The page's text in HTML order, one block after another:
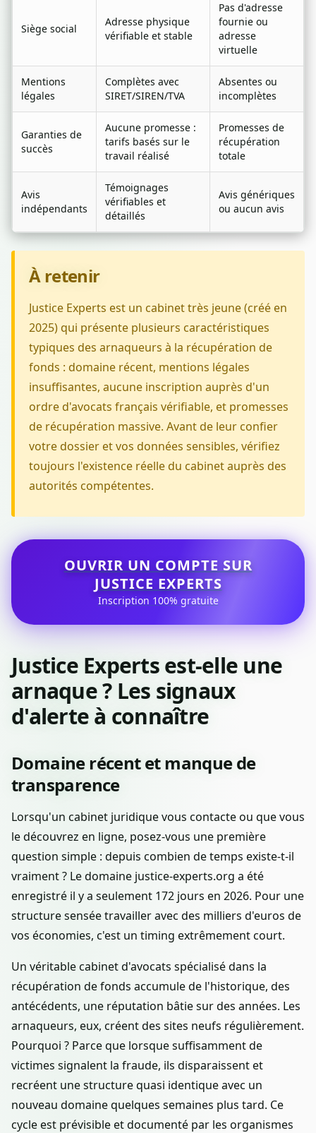
Siège social
Adresse physique
vérifiable et stable
Pas d'adresse
fournie ou
adresse
virtuelle
Mentions
légales
Complètes avec
SIRET/SIREN/TVA
Absentes ou
incomplètes
Garanties de
succès
Aucune promesse :
tarifs basés sur le
travail réalisé
Promesses de
récupération
totale
Avis
indépendants
Témoignages
vérifiables et
détaillés
Avis génériques
ou aucun avis
À retenir
Justice Experts est un cabinet très jeune (créé en
2025) qui présente plusieurs caractéristiques
typiques des arnaqueurs à la récupération de
fonds : domaine récent, mentions légales
insuffisantes, aucune inscription auprès d'un
ordre d'avocats français vérifiable, et promesses
de récupération massive. Avant de leur confier
votre dossier et vos données sensibles, vérifiez
toujours l'existence réelle du cabinet auprès des
autorités compétentes.
OUVRIR UN COMPTE SUR
JUSTICE EXPERTS
Inscription 100% gratuite
Justice Experts est-elle une
arnaque ? Les signaux
d'alerte à connaître
Domaine récent et manque de
transparence
Lorsqu'un cabinet juridique vous contacte ou que vous
le découvrez en ligne, posez-vous une première
question simple : depuis combien de temps existe-t-il
vraiment ? Le domaine justice-experts.org a été
enregistré il y a seulement 172 jours en 2026. Pour une
structure sensée travailler avec des milliers d'euros de
vos économies, c'est un timing extrêmement court.
Un véritable cabinet d'avocats spécialisé dans la
récupération de fonds accumule de l'historique, des
antécédents, une réputation bâtie sur des années. Les
arnaqueurs, eux, créent des sites neufs régulièrement.
Pourquoi ? Parce que lorsque suffisamment de
victimes signalent la fraude, ils disparaissent et
recréent une structure quasi identique avec un
nouveau domaine quelques semaines plus tard. Ce
cycle est prévisible et documenté par les organismes